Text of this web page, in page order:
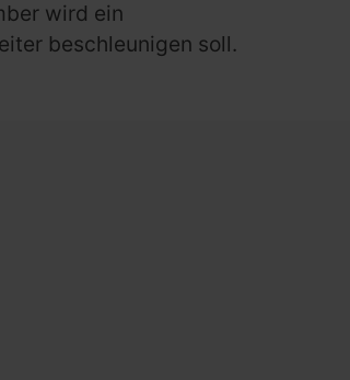
wird ein
beschleunigen soll.